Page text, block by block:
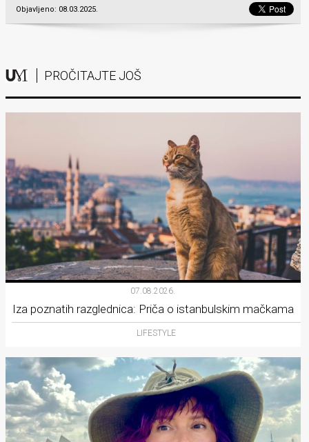
Objavljeno: 08.03.2025.
PROČITAJTE JOŠ
07.08.2026.
Iza poznatih razglednica: Priča o istanbulskim mačkama
LIFESTYLE